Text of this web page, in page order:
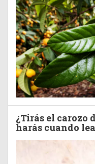
¿Tirás el carozo
harás cuando